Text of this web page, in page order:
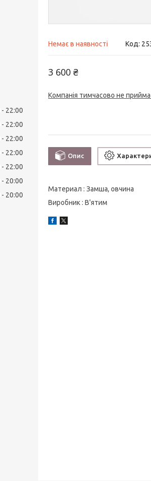
Немає в наявності Код:
3 600 ₴
Компанія тимчасово не
Опис
Материал : Замша, овчина
Виробник : В'ятим
22:00
22:00
22:00
22:00
22:00
20:00
20:00